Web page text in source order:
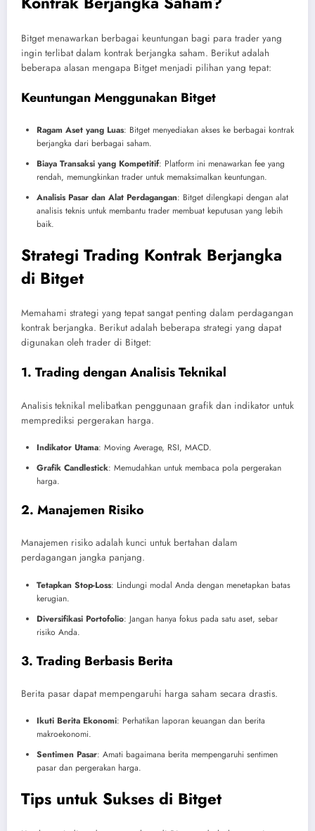
Bitget menawarkan berbagai keuntungan bagi para trader yang
ingin terlibat dalam kontrak berjangka saham. Berikut adalah
beberapa alasan mengapa Bitget menjadi pilihan yang tepat:
Keuntungan Menggunakan Bitget
Ragam Aset yang Luas: Bitget menyediakan akses ke berbagai kontrak
berjangka dari berbagai saham.
Biaya Transaksi yang Kompetitif: Platform ini menawarkan fee yang
rendah, memungkinkan trader untuk memaksimalkan keuntungan.
Analisis Pasar dan Alat Perdagangan: Bitget dilengkapi dengan alat
analisis teknis untuk membantu trader membuat keputusan yang lebih
baik.
Strategi Trading Kontrak Berjangka
di Bitget
Memahami strategi yang tepat sangat penting dalam perdagangan
kontrak berjangka. Berikut adalah beberapa strategi yang dapat
digunakan oleh trader di Bitget:
1. Trading dengan Analisis Teknikal
Analisis teknikal melibatkan penggunaan grafik dan indikator untuk
memprediksi pergerakan harga.
Indikator Utama: Moving Average, RSI, MACD.
Grafik Candlestick: Memudahkan untuk membaca pola pergerakan
harga.
2. Manajemen Risiko
Manajemen risiko adalah kunci untuk bertahan dalam
perdagangan jangka panjang.
Tetapkan Stop-Loss: Lindungi modal Anda dengan menetapkan batas
kerugian.
Diversifikasi Portofolio: Jangan hanya fokus pada satu aset, sebar
risiko Anda.
3. Trading Berbasis Berita
Berita pasar dapat mempengaruhi harga saham secara drastis.
Ikuti Berita Ekonomi: Perhatikan laporan keuangan dan berita
makroekonomi.
Sentimen Pasar: Amati bagaimana berita mempengaruhi sentimen
pasar dan pergerakan harga.
Tips untuk Sukses di Bitget